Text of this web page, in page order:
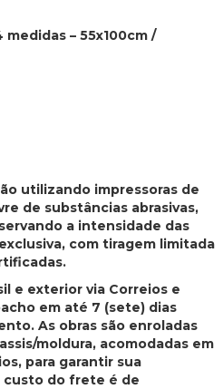
medidas – 55x100cm /
utilizando impressoras de
de substâncias abrasivas,
a intensidade das
com tiragem limitada
e exterior via Correios e
em até 7 (sete) dias
As obras são enroladas
moldura, acomodadas em
para garantir sua
do frete é de